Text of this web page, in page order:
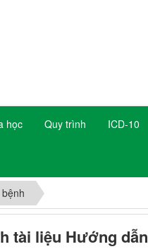
học Quy trình ICD-10
tài liệu Hướng dẫn